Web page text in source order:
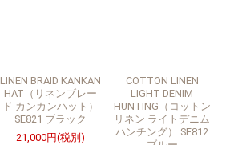
LINEN BRAID KANKAN
HAT（リネンブレー
ド カンカンハット）
SE821 ブラック
21,000円(税別)
COTTON LINEN
LIGHT DENIM
HUNTING（コットン
リネン ライトデニム
ハンチング） SE812